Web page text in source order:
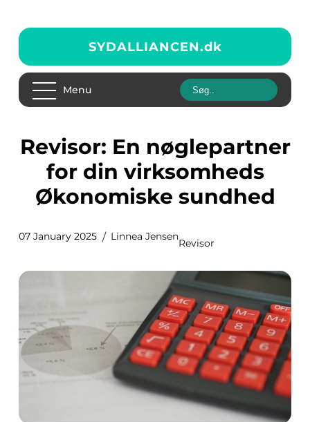
SYDALLIANCEN.dk
Menu
Revisor: En nøglepartner
for din virksomheds
Økonomiske sundhed
07 January 2025 Linnea Jensen
Revisor